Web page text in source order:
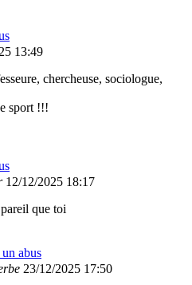
13:49
chercheuse, sociologue,
sport !!!
12/12/2025 18:17
que toi
abus
23/12/2025 17:50